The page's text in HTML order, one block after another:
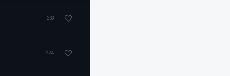
230
224